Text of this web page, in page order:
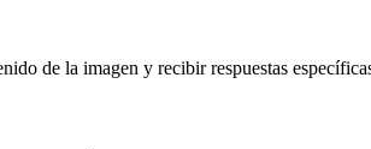
de la imagen y recibir respuestas